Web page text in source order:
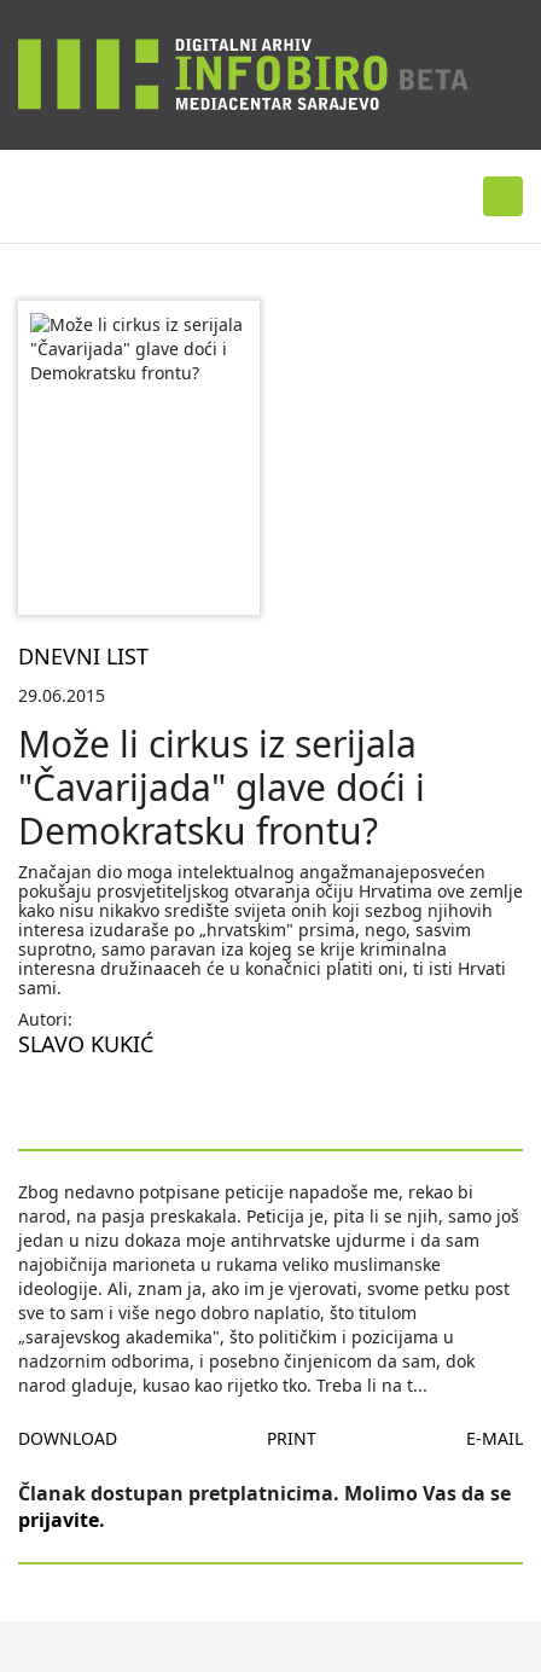
DNEVNI LIST
29.06.2015
Može li cirkus iz serijala
"Čavarijada" glave doći i
Demokratsku frontu?
Značajan dio moga intelektualnog angažmanajeposvećen
pokušaju prosvjetiteljskog otvaranja očiju Hrvatima ove zemlje
kako nisu nikakvo središte svijeta onih koji sezbog njihovih
interesa izudaraše po „hrvatskim" prsima, nego, sasvim
suprotno, samo paravan iza kojeg se krije kriminalna
interesna družinaaceh će u konačnici platiti oni, ti isti Hrvati
sami.
Autori:
SLAVO KUKIĆ
Zbog nedavno potpisane peticije napadoše me, rekao bi
narod, na pasja preskakala. Peticija je, pita li se njih, samo još
jedan u nizu dokaza moje antihrvatske ujdurme i da sam
najobičnija marioneta u rukama veliko muslimanske
ideologije. Ali, znam ja, ako im je vjerovati, svome petku post
sve to sam i više nego dobro naplatio, što titulom
„sarajevskog akademika", što političkim i pozicijama u
nadzornim odborima, i posebno činjenicom da sam, dok
narod gladuje, kusao kao rijetko tko. Treba li na t...
DOWNLOAD PRINT E-MAIL
Članak dostupan pretplatnicima. Molimo Vas da se
prijavite.